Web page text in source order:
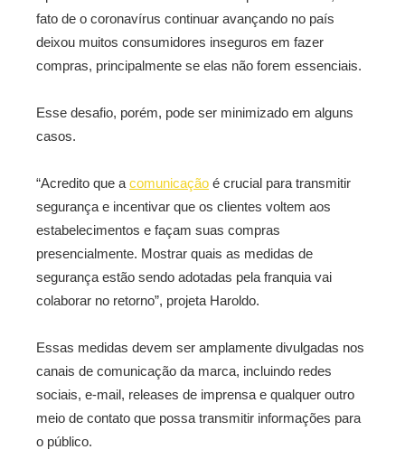
fato de o coronavírus continuar avançando no país
deixou muitos consumidores inseguros em fazer
compras, principalmente se elas não forem essenciais.
Esse desafio, porém, pode ser minimizado em alguns
casos.
“Acredito que a comunicação é crucial para transmitir
segurança e incentivar que os clientes voltem aos
estabelecimentos e façam suas compras
presencialmente. Mostrar quais as medidas de
segurança estão sendo adotadas pela franquia vai
colaborar no retorno”, projeta Haroldo.
Essas medidas devem ser amplamente divulgadas nos
canais de comunicação da marca, incluindo redes
sociais, e-mail, releases de imprensa e qualquer outro
meio de contato que possa transmitir informações para
o público.